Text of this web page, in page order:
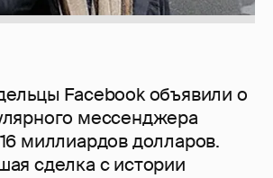
Facebook объявили о
мессенджера
миллиардов долларов.
сделка с истории